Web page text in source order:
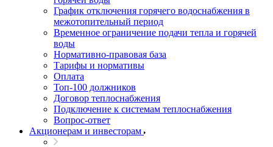
График отключения горячего водоснабжения в
межотопительный период
Временное ограничение подачи тепла и горячей
воды
Нормативно-правовая база
Тарифы и нормативы
Оплата
Топ-100 должников
Договор теплоснабжения
Подключение к системам теплоснабжения
Вопрос-ответ
Акционерам и инвесторам